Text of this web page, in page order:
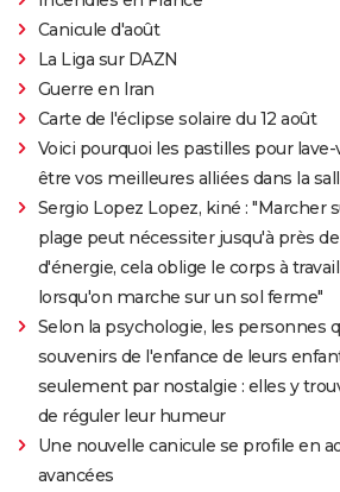
Canicule d'août
La Liga sur DAZN
Guerre en Iran
Carte de l'éclipse solaire du 12 août
Voici pourquoi les pastilles pour
être vos meilleures alliées dans la
Sergio Lopez Lopez, kiné : "Marcher
plage peut nécessiter jusqu'à près
d'énergie, cela oblige le corps à
lorsqu'on marche sur un sol ferme"
Selon la psychologie, les personnes
souvenirs de l'enfance de leurs
seulement par nostalgie : elles y
de réguler leur humeur
Une nouvelle canicule se profile en
avancées